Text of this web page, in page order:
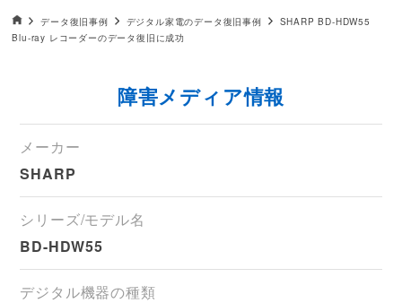
データ復旧HOME
データ復旧事例 デジタル家電のデータ復旧事例
SHARP BD-HDW55
Blu-ray レコーダーのデータ復旧に成功
障害メディア情報
メーカー
SHARP
シリーズ/モデル名
BD-HDW55
デジタル機器の種類